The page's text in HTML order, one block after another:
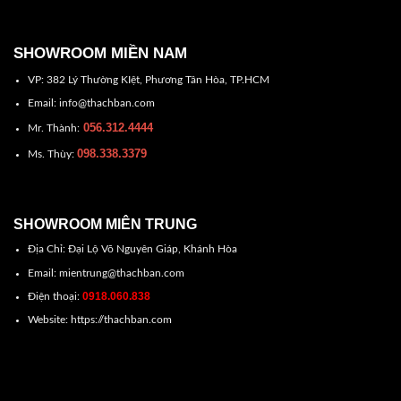
SHOWROOM MIỀN NAM
VP: 382 Lý Thường KIệt, Phương Tân Hòa, TP.HCM
Email: info@thachban.com
Mr. Thành:056.312.4444
Ms. Thùy: 098.338.3379
SHOWROOM MIÊN TRUNG
Địa Chỉ: Đại Lộ Võ Nguyên Giáp, Khánh Hòa
Email: mientrung@thachban.com
Điện thoại: 0918.060.838
Website: https://thachban.com